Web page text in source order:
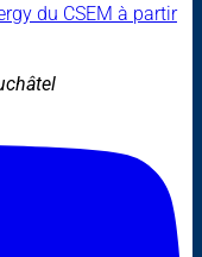
du CSEM à partir